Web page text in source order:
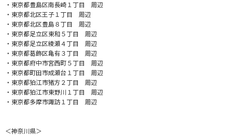
・東京都豊島区南長崎１丁目 周辺
・東京都北区王子１丁目 周辺
・東京都北区豊島８丁目 周辺
・東京都足立区東和５丁目 周辺
・東京都足立区綾瀬４丁目 周辺
・東京都葛飾区亀有３丁目 周辺
・東京都府中市宮西町５丁目 周辺
・東京都町田市成瀬台１丁目 周辺
・東京都狛江市猪方２丁目 周辺
・東京都狛江市東野川１丁目 周辺
・東京都多摩市諏訪１丁目 周辺
＜神奈川県＞